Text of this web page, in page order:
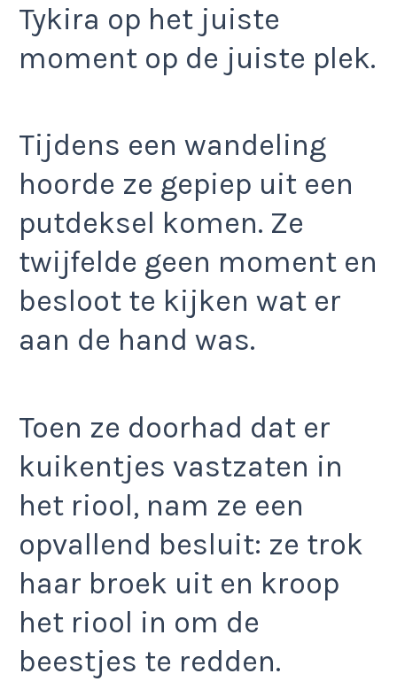
Tykira op het juiste
moment op de juiste plek.
Tijdens een wandeling
hoorde ze gepiep uit een
putdeksel komen. Ze
twijfelde geen moment en
besloot te kijken wat er
aan de hand was.
Toen ze doorhad dat er
kuikentjes vastzaten in
het riool, nam ze een
opvallend besluit: ze trok
haar broek uit en kroop
het riool in om de
beestjes te redden.